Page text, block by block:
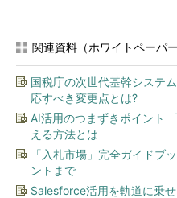
関連資料（ホワイトペーパー
国税庁の次世代基幹システ
応すべき変更点とは?
AI活用のつまずきポイント
える方法とは
「入札市場」完全ガイドブ
ントまで
Salesforce活用を軌道に乗